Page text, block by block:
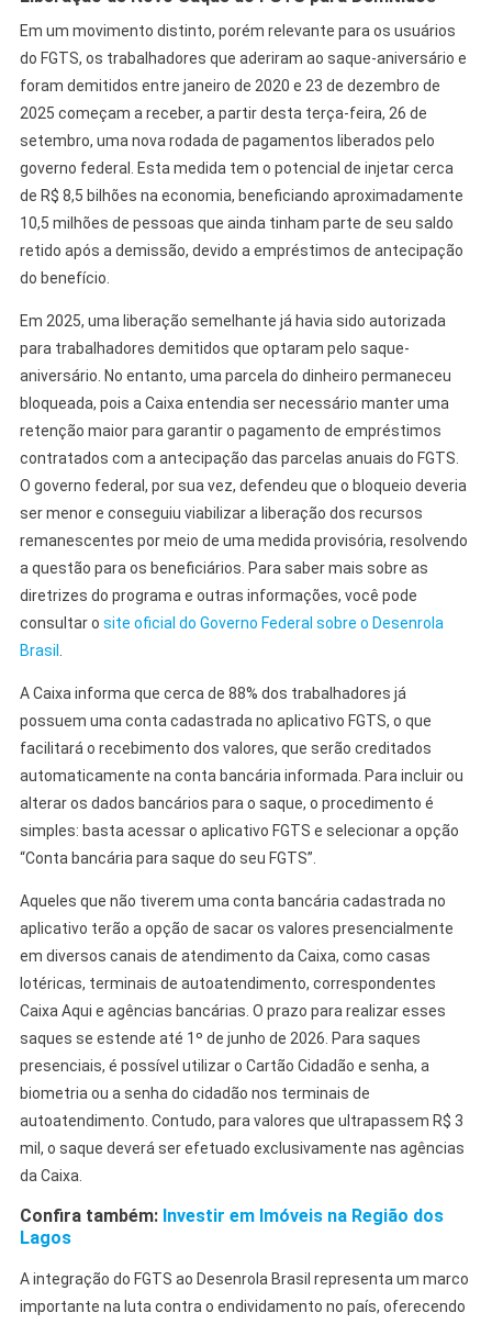
Em um movimento distinto, porém relevante para os usuários
do FGTS, os trabalhadores que aderiram ao saque-aniversário e
foram demitidos entre janeiro de 2020 e 23 de dezembro de
2025 começam a receber, a partir desta terça-feira, 26 de
setembro, uma nova rodada de pagamentos liberados pelo
governo federal. Esta medida tem o potencial de injetar cerca
de R$ 8,5 bilhões na economia, beneficiando aproximadamente
10,5 milhões de pessoas que ainda tinham parte de seu saldo
retido após a demissão, devido a empréstimos de antecipação
do benefício.
Em 2025, uma liberação semelhante já havia sido autorizada
para trabalhadores demitidos que optaram pelo saque-
aniversário. No entanto, uma parcela do dinheiro permaneceu
bloqueada, pois a Caixa entendia ser necessário manter uma
retenção maior para garantir o pagamento de empréstimos
contratados com a antecipação das parcelas anuais do FGTS.
O governo federal, por sua vez, defendeu que o bloqueio deveria
ser menor e conseguiu viabilizar a liberação dos recursos
remanescentes por meio de uma medida provisória, resolvendo
a questão para os beneficiários. Para saber mais sobre as
diretrizes do programa e outras informações, você pode
consultar o site oficial do Governo Federal sobre o Desenrola
Brasil .
A Caixa informa que cerca de 88% dos trabalhadores já
possuem uma conta cadastrada no aplicativo FGTS, o que
facilitará o recebimento dos valores, que serão creditados
automaticamente na conta bancária informada. Para incluir ou
alterar os dados bancários para o saque, o procedimento é
simples: basta acessar o aplicativo FGTS e selecionar a opção
“Conta bancária para saque do seu FGTS”.
Aqueles que não tiverem uma conta bancária cadastrada no
aplicativo terão a opção de sacar os valores presencialmente
em diversos canais de atendimento da Caixa, como casas
lotéricas, terminais de autoatendimento, correspondentes
Caixa Aqui e agências bancárias. O prazo para realizar esses
saques se estende até 1º de junho de 2026. Para saques
presenciais, é possível utilizar o Cartão Cidadão e senha, a
biometria ou a senha do cidadão nos terminais de
autoatendimento. Contudo, para valores que ultrapassem R$ 3
mil, o saque deverá ser efetuado exclusivamente nas agências
da Caixa.
Confira também: Investir em Imóveis na Região dos
Lagos
A integração do FGTS ao Desenrola Brasil representa um marco
importante na luta contra o endividamento no país, oferecendo